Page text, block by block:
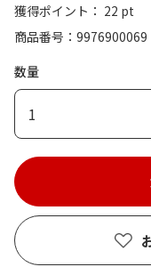
獲得ポイント： 22 pt
商品番号
9976900069
数量
1